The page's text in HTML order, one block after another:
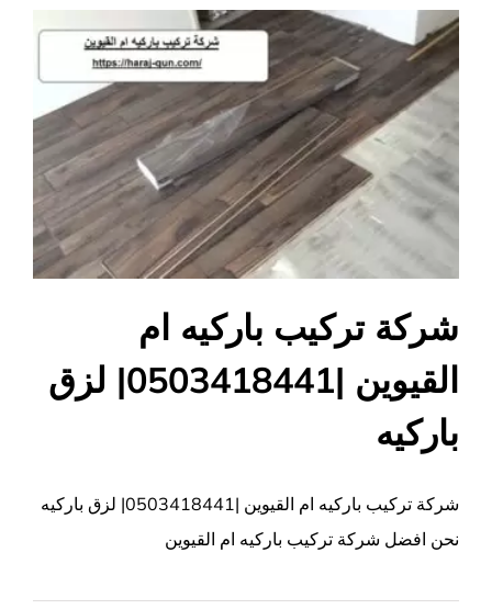
شركة تركيب باركيه ام
القيوين |0503418441| لزق
باركيه
شركة تركيب باركيه ام القيوين |0503418441| لزق باركيه
نحن افضل شركة تركيب باركيه ام القيوين